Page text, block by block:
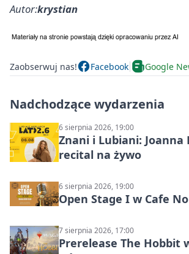
Autor:krystian
Zaobserwuj nas! Facebook Google
Nadchodzące wydarzenia
6 sierpnia 2026, 19:00
Znani i Lubiani: Joanna
recital na żywo
6 sierpnia 2026, 19:00
Open Stage I w Cafe
7 sierpnia 2026, 17:00
Prerelease The Hobbit